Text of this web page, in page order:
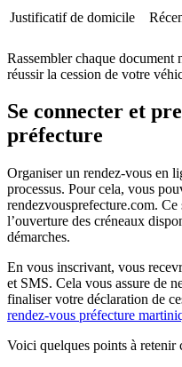
Justificatif de domicile
Rassembler chaque document
réussir la cession de votre
Se connecter et
préfecture
Organiser un rendez-vous en
processus. Pour cela, vous
rendezvousprefecture.com.
l’ouverture des créneaux
démarches.
En vous inscrivant, vous
et SMS. Cela vous assure de
finaliser votre déclaration de
rendez-vous préfecture
Voici quelques points à retenir